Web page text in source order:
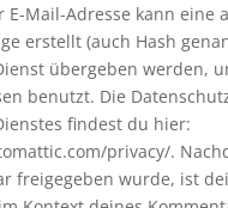
E-Mail-Adresse kann eine
erstellt (auch Hash
übergeben werden,
benutzt. Die
findest du hier:
privacy/.
freigegeben wurde, ist